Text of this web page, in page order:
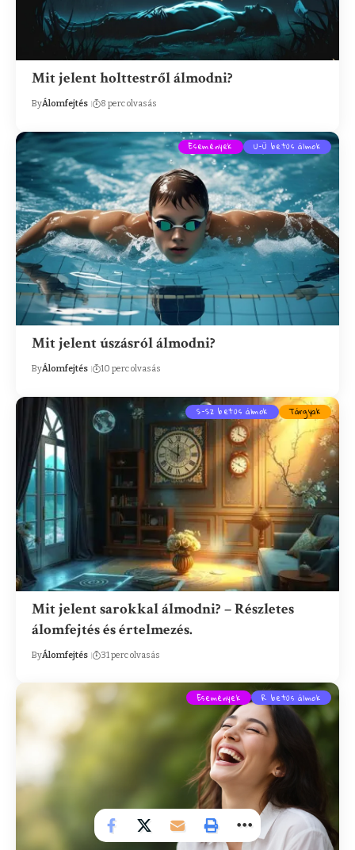
Mit jelent holttestről álmodni?
ByÁlomfejtés 8 perc olvasás
Események U-Ü betűs álmok
Mit jelent úszásról álmodni?
ByÁlomfejtés 10 perc olvasás
S-Sz betűs álmok Tárgyak
Mit jelent sarokkal álmodni? – Részletes
álomfejtés és értelmezés.
ByÁlomfejtés 31 perc olvasás
Események R betűs álmok